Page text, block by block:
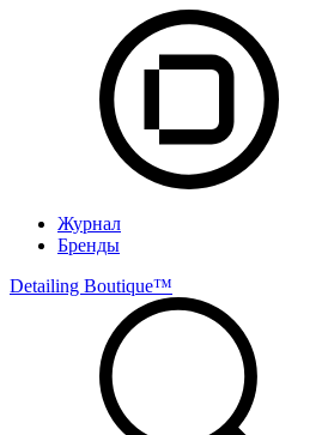
Журнал
Бренды
Detailing Boutique™️